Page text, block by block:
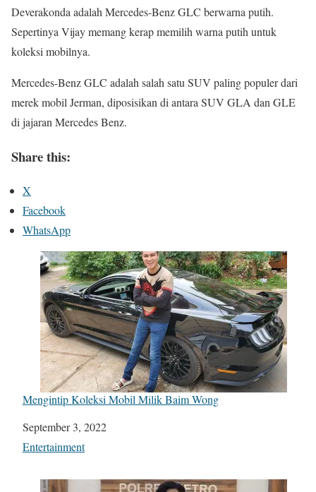
Deverakonda adalah Mercedes-Benz GLC berwarna putih.
Sepertinya Vijay memang kerap memilih warna putih untuk
koleksi mobilnya.
Mercedes-Benz GLC adalah salah satu SUV paling populer dari
merek mobil Jerman, diposisikan di antara SUV GLA dan GLE
di jajaran Mercedes Benz.
Share this:
X
Facebook
WhatsApp
Mengintip Koleksi Mobil Milik Baim Wong
Date
September 3, 2022
In relation to
Entertainment